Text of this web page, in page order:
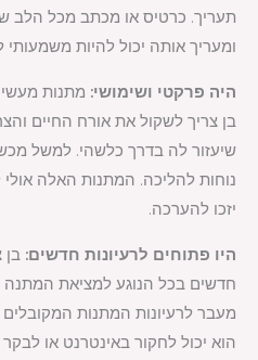
תעריך. כרטיס או מכתב מכל הלב
ומעריך אותה יכול להיות
היה פרקטי ושימושי: מתנות
בן צריך לשקול את אורח החיים
שיעזור לה בדרך כלשהי. למשל
נוחות להליכה. המתנות האלה
יזכו להערכה.
היו פתוחים לרעיונות חדשים: בן
חדשים בכל הנוגע למציאת
מעבר לרעיונות המתנות המקובלים
הוא יכול לחקור באינטרנט או